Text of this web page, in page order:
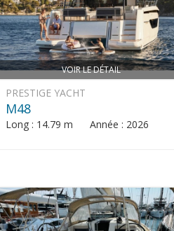
VOIR LE DÉTAIL
PRESTIGE YACHT
M48
Long : 14.79 m Année : 2026